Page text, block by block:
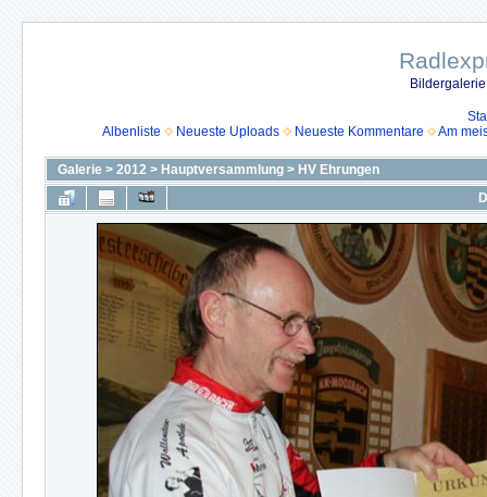
Albenliste
Neueste Uploads Neueste Kommentare Am
Galerie > 2012 > Hauptversammlung > HV Ehrungen